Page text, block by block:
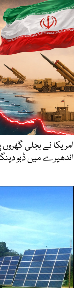
امریکا نے بجلی
اندھیرے میں ڈبو